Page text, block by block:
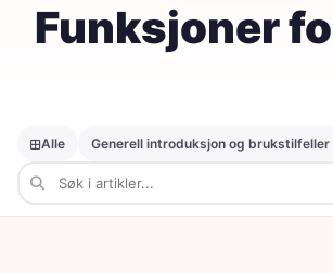
Funksjoner
Alle Generell introduksjon og brukstilfeller